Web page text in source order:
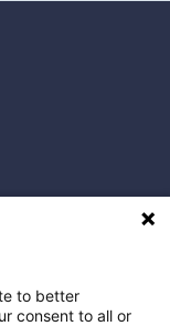
to better
consent to all or